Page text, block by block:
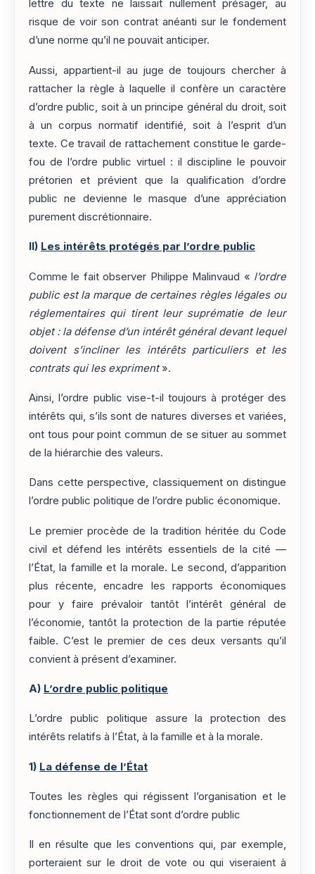
lettre du texte ne laissait nullement présager, au
risque de voir son contrat anéanti sur le fondement
d’une norme qu’il ne pouvait anticiper.
Aussi, appartient-il au juge de toujours chercher à
rattacher la règle à laquelle il confère un caractère
d’ordre public, soit à un principe général du droit, soit
à un corpus normatif identifié, soit à l’esprit d’un
texte. Ce travail de rattachement constitue le garde-
fou de l’ordre public virtuel : il discipline le pouvoir
prétorien et prévient que la qualification d’ordre
public ne devienne le masque d’une appréciation
purement discrétionnaire.
II) Les intérêts protégés par l’ordre public
Comme le fait observer Philippe Malinvaud « l’ordre
public est la marque de certaines règles légales ou
réglementaires qui tirent leur suprématie de leur
objet : la défense d’un intérêt général devant lequel
doivent s’incliner les intérêts particuliers et les
contrats qui les expriment».
Ainsi, l’ordre public vise-t-il toujours à protéger des
intérêts qui, s’ils sont de natures diverses et variées,
ont tous pour point commun de se situer au sommet
de la hiérarchie des valeurs.
Dans cette perspective, classiquement on distingue
l’ordre public politique de l’ordre public économique.
Le premier procède de la tradition héritée du Code
civil et défend les intérêts essentiels de la cité —
l’État, la famille et la morale. Le second, d’apparition
plus récente, encadre les rapports économiques
pour y faire prévaloir tantôt l’intérêt général de
l’économie, tantôt la protection de la partie réputée
faible. C’est le premier de ces deux versants qu’il
convient à présent d’examiner.
A) L’ordre public politique
L’ordre public politique assure la protection des
intérêts relatifs à l’État, à la famille et à la morale.
1) La défense de l’État
Toutes les règles qui régissent l’organisation et le
fonctionnement de l’État sont d’ordre public
Il en résulte que les conventions qui, par exemple,
porteraient sur le droit de vote ou qui viseraient à